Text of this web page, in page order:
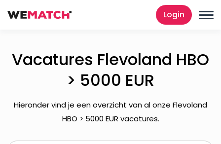
Login
Vacatures Flevoland HBO
> 5000 EUR
Hieronder vind je een overzicht van al onze Flevoland
HBO > 5000 EUR vacatures.